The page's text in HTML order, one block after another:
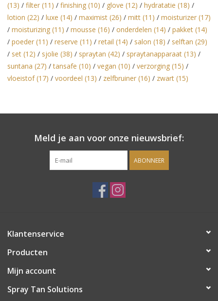
(13) / filter (11) / finishing (10) / glove (12) / hydratatie (18) /
lotion (22) / luxe (14) / maximist (26) / mitt (11) / moisturizer (17)
/ moisturizing (11) / mousse (16) / onderdelen (14) / pakket (14)
/ poeder (11) / reserve (11) / retail (14) / salon (18) / selftan (29)
/ set (12) / sjolie (38) / spraytan (42) / spraytanapparaat (13) /
suntana (27) /tansafe (10) / vegan (10) / verzorging (15) /
vloeistof(17) / voordeel (13) / zelfbruiner (16) / zwart (15)
Meld je aan voor onze nieuwsbrief:
ABONNEER
Klantenservice
Producten
Mijn account
Spray Tan Solutions